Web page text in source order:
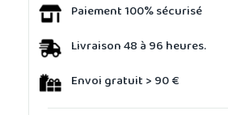
Paiement 100% sécurisé
Livraison 48 à 96 heures.
Envoi gratuit > 90 €